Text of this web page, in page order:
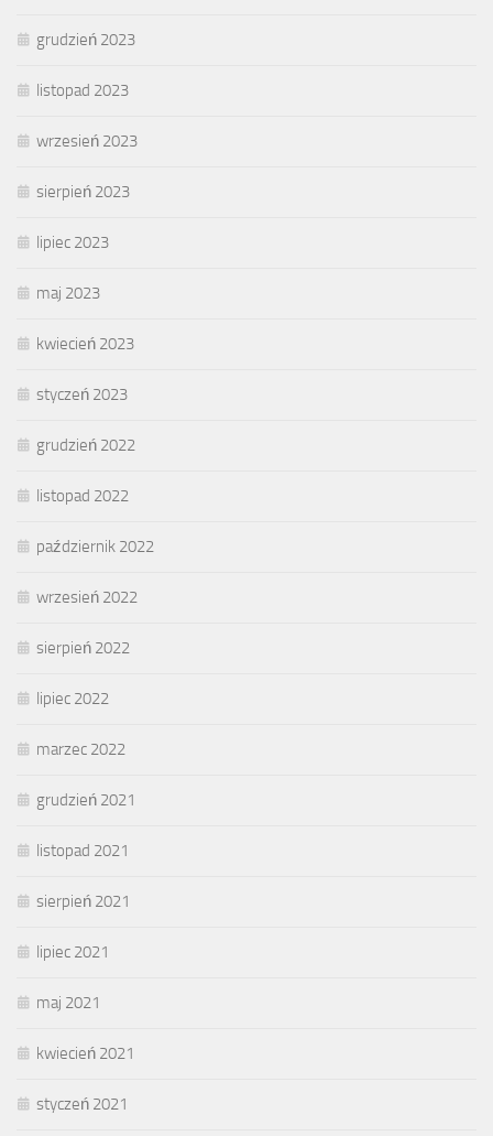
grudzień 2023
listopad 2023
wrzesień 2023
sierpień 2023
lipiec 2023
maj 2023
kwiecień 2023
styczeń 2023
grudzień 2022
listopad 2022
październik 2022
wrzesień 2022
sierpień 2022
lipiec 2022
marzec 2022
grudzień 2021
listopad 2021
sierpień 2021
lipiec 2021
maj 2021
kwiecień 2021
styczeń 2021